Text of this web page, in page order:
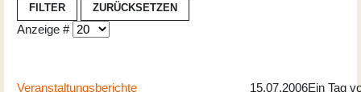
FILTER ZURÜCKSETZEN
Anzeige #
Veranstaltungsberichte 15.07.2006Ein Tag